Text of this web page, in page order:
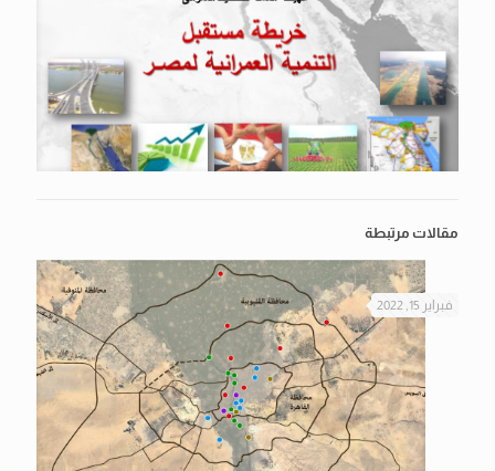
مقالات مرتبطة
فبراير 15, 2022